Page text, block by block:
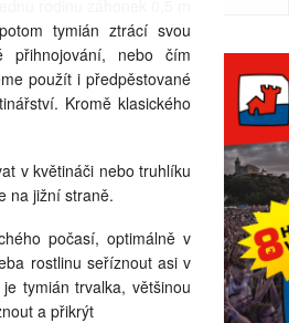
tymián ztrácí svou
nebo čím
použít i předpěstované
Kromě klasického
v květináči nebo truhlíku
na jižní straně.
počasí, optimálně v
rostlinu seříznout asi v
tymián trvalka, většinou
a přikrýt